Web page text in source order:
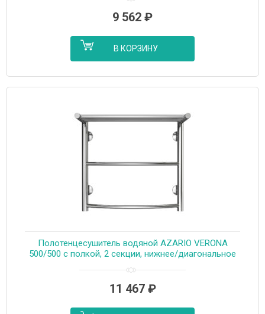
9 562 ₽
В КОРЗИНУ
Полотенцесушитель водяной AZARIO VERONA
500/500 с полкой, 2 секции, нижнее/диагональное
11 467 ₽